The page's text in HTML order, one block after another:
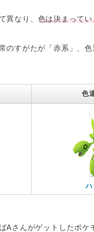
異なり、 色は決まってい
のすがたが「赤系」、
色
Aさんがゲットしたポケ